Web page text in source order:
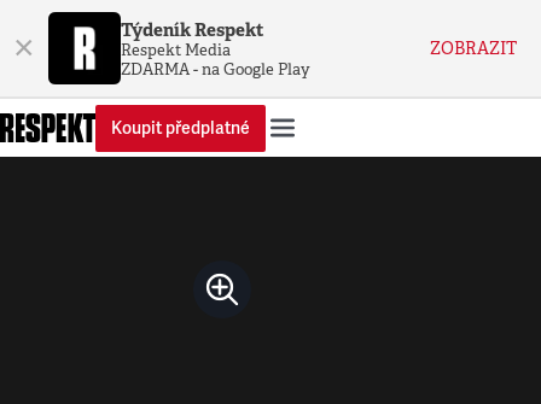
× Týdeník Respekt
Respekt Media
ZDARMA - na Google Play
ZOBRAZIT
Koupit předplatné